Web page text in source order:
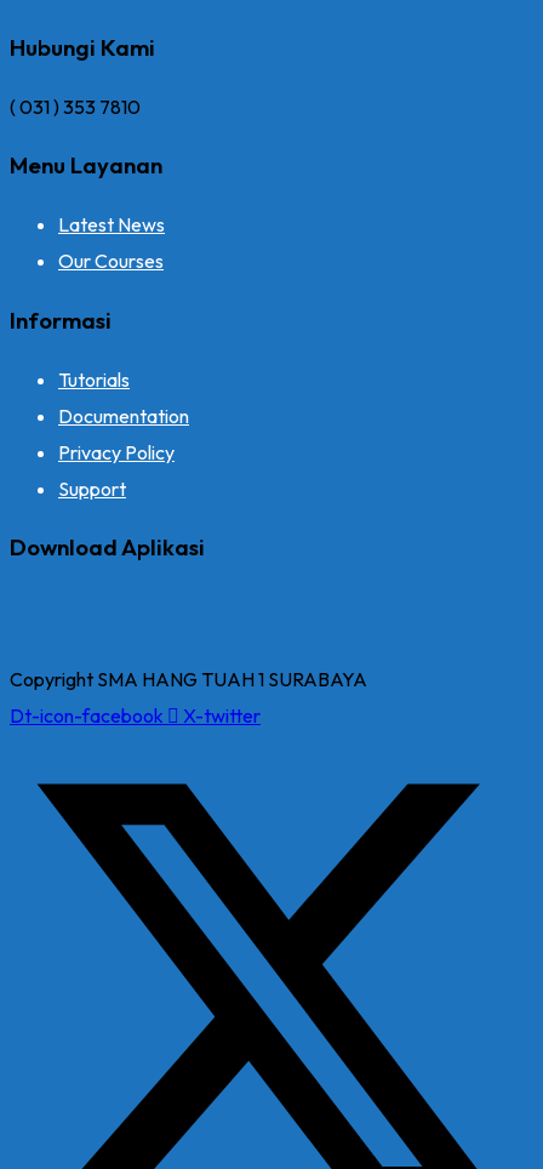
Hubungi Kami
( 031 ) 353 7810
Menu Layanan
Latest News
Our Courses
Informasi
Tutorials
Documentation
Privacy Policy
Support
Download Aplikasi
Copyright SMA HANG TUAH 1 SURABAYA
Dt-icon-facebook
X-twitter